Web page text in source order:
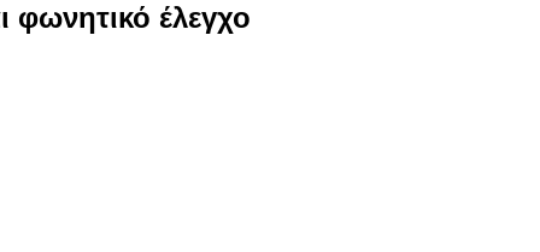
φωνητικό έλεγχο